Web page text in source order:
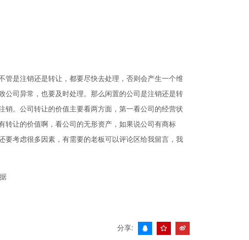
是注销还是转让，都要尽快去处理，否则会产生一个维
司异常，也要及时处理。那么闲置的公司是注销还是转
。公司转让的价值主要看两方面，第一看公司的经营状
让的价值啊，看公司的无形资产，如果说公司有商标
考虑很多因素，有需要的老板可以评论区给我留言，我
分享: